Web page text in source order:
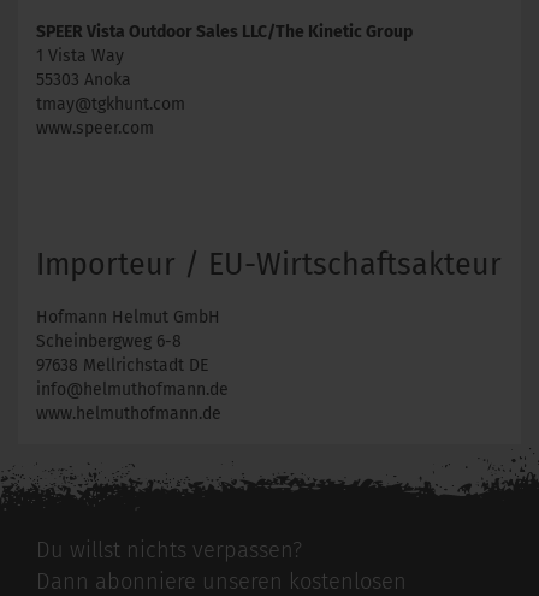
SPEER Vista Outdoor Sales LLC/The Kinetic Group
1 Vista Way
55303 Anoka
tmay@tgkhunt.com
www.speer.com
Importeur / EU-Wirtschaftsakteur
Hofmann Helmut GmbH
Scheinbergweg 6-8
97638 Mellrichstadt DE
info@helmuthofmann.de
www.helmuthofmann.de
Du willst nichts verpassen?
Dann abonniere unseren kostenlosen